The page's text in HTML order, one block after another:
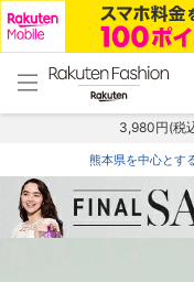
menu home
トップ
3,980円(税
熊本県を中心とす